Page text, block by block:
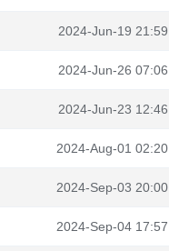
2024-Jun-19 21:59
2024-Jun-26 07:06
2024-Jun-23 12:46
2024-Aug-01 02:20
2024-Sep-03 20:00
2024-Sep-04 17:57